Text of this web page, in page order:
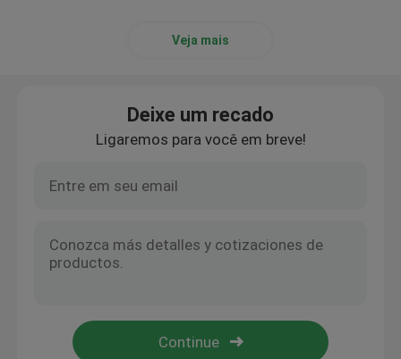
Veja mais
Deixe um recado
Ligaremos para você em breve!